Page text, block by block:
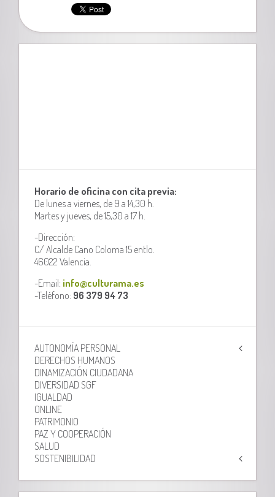
Horario de oficina con cita previa:
De lunes a viernes, de 9 a 14,30 h.
Martes y jueves, de 15,30 a 17 h.
-Dirección:
C/ Alcalde Cano Coloma 15 entlo.
46022 Valencia.
-Email: info@culturama.es
-Teléfono: 96 379 94 73
AUTONOMÍA PERSONAL
DERECHOS HUMANOS
DINAMIZACIÓN CIUDADANA
DIVERSIDAD SGF
IGUALDAD
ONLINE
PATRIMONIO
PAZ Y COOPERACIÓN
SALUD
SOSTENIBILIDAD